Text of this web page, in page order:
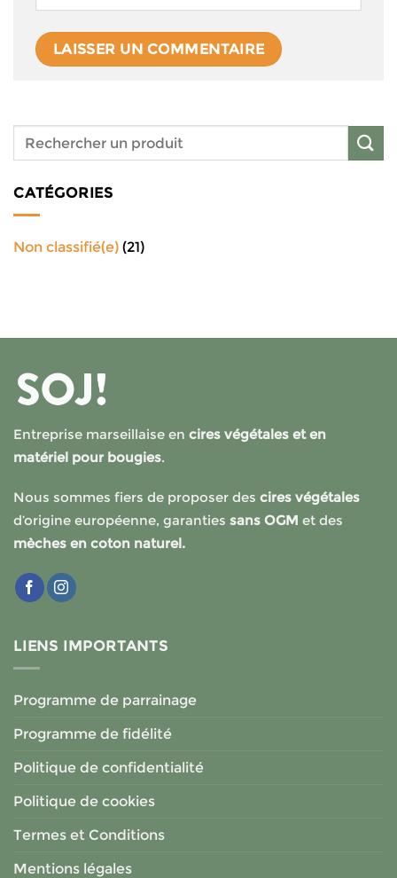
CATÉGORIES
Non classifié(e) (21)
Entreprise marseillaise en cires végétales et en
matériel pour bougies.
Nous sommes fiers de proposer des cires végétales
d’origine européenne, garanties sans OGM et des
mèches en coton naturel.
LIENS IMPORTANTS
Programme de parrainage
Programme de fidélité
Politique de confidentialité
Politique de cookies
Termes et Conditions
Mentions légales